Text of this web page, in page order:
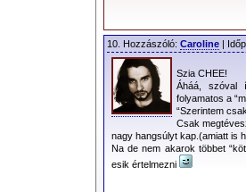
10. Hozzászóló: Caroline |
Szia CHEE!
Áháá, szóval
folyamatos a
“Szerintem
Csak
nagy hangsúlyt kap.(amiatt is
Na de nem akarok többet
esik értelmezni